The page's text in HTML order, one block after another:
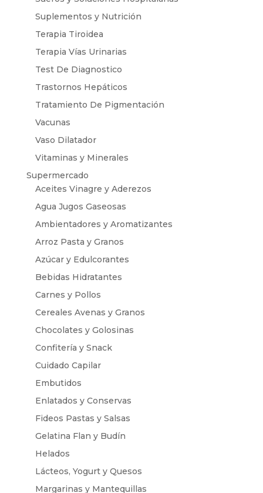
Suplementos y Nutrición
Terapia Tiroidea
Terapia Vías Urinarias
Test De Diagnostico
Trastornos Hepáticos
Tratamiento De Pigmentación
Vacunas
Vaso Dilatador
Vitaminas y Minerales
Supermercado
Aceites Vinagre y Aderezos
Agua Jugos Gaseosas
Ambientadores y Aromatizantes
Arroz Pasta y Granos
Azúcar y Edulcorantes
Bebidas Hidratantes
Carnes y Pollos
Cereales Avenas y Granos
Chocolates y Golosinas
Confitería y Snack
Cuidado Capilar
Embutidos
Enlatados y Conservas
Fideos Pastas y Salsas
Gelatina Flan y Budín
Helados
Lácteos, Yogurt y Quesos
Margarinas y Mantequillas